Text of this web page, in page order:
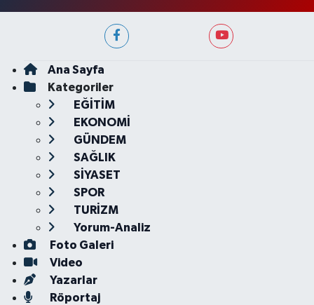
Ana Sayfa
Kategoriler
EĞİTİM
EKONOMİ
GÜNDEM
SAĞLIK
SİYASET
SPOR
TURİZM
Yorum-Analiz
Foto Galeri
Video
Yazarlar
Röportaj